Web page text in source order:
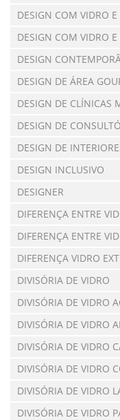
DESIGN COM VIDRO E
DESIGN COM VIDRO
DESIGN
DESIGN DE ÁREA
DESIGN DE CLÍNICAS
DESIGN DE
DESIGN DE
DESIGN INCLUSIVO
DESIGNER
DIFERENÇA ENTRE
DIFERENÇA ENTRE
DIFERENÇA VIDRO
DIVISÓRIA DE VIDRO
DIVISÓRIA DE VIDRO
DIVISÓRIA DE VIDRO
DIVISÓRIA DE VIDRO
DIVISÓRIA DE VIDRO
DIVISÓRIA DE VIDRO
DIVISÓRIA DE VIDRO